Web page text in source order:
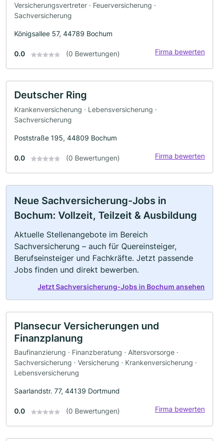
Versicherungsvertreter · Feuerversicherung ·
Sachversicherung
Königsallee 57, 44789 Bochum
0.0 (0 Bewertungen) Firma bewerten
Deutscher Ring
Krankenversicherung · Lebensversicherung ·
Sachversicherung
Poststraße 195, 44809 Bochum
0.0 (0 Bewertungen) Firma bewerten
Neue Sachversicherung-Jobs in
Bochum: Vollzeit, Teilzeit & Ausbildung
Aktuelle Stellenangebote im Bereich
Sachversicherung – auch für Quereinsteiger,
Berufseinsteiger und Fachkräfte. Jetzt passende
Jobs finden und direkt bewerben.
Jetzt Sachversicherung-Jobs in Bochum ansehen
Plansecur Versicherungen und
Finanzplanung
Baufinanzierung · Finanzberatung · Altersvorsorge ·
Sachversicherung · Versicherung · Krankenversicherung ·
Lebensversicherung
Saarlandstr. 77, 44139 Dortmund
0.0 (0 Bewertungen) Firma bewerten